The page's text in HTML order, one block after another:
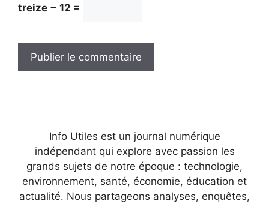
treize − 12 =
Info Utiles est un journal numérique
indépendant qui explore avec passion les
grands sujets de notre époque : technologie,
environnement, santé, économie, éducation et
actualité. Nous partageons analyses, enquêtes,